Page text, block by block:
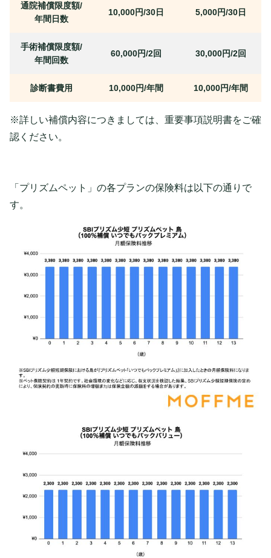
通院補償限度額/
年間日数
10,000円/30日 5,000円/30日
手術補償限度額/
年間回数
60,000円/2回 30,000円/2回
診断書費用 10,000円/年間 10,000円/年間
※詳しい補償内容につきましては、重要事項説明書をご確
認ください。
「プリズムペット」の各プランの保険料は以下の通りで
す。